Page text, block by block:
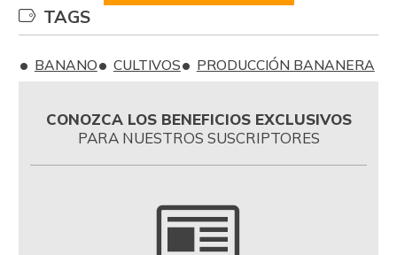
TAGS
BANANO CULTIVOS PRODUCCIÓN BANANERA
CONOZCA LOS BENEFICIOS EXCLUSIVOS
PARA NUESTROS SUSCRIPTORES